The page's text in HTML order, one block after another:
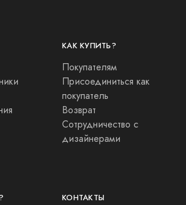
КАК КУПИТЬ?
Покупателям
Присоединиться как
покупатель
Возврат
Сотрудничество с
дизайнерами
КОНТАКТЫ